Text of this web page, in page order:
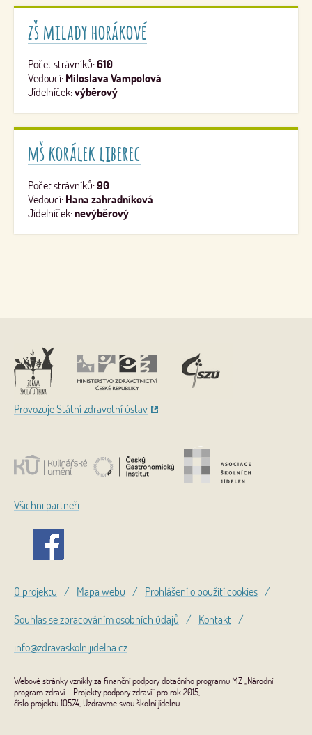
zš milady horákové
Počet strávníků:610
Vedoucí: Miloslava Vampolová
Jídelníček:výběrový
mš korálek liberec
Počet strávníků:90
Vedoucí: Hana zahradníková
Jídelníček:nevýběrový
Provozuje Státní zdravotní ústav
Všichni partneři
O projektu / Mapa webu / Prohlášení o použití cookies /
Souhlas se zpracováním osobních údajů / Kontakt /
info@zdravaskolnijidelna.cz
Webové stránky vznikly za finanční podpory dotačního programu MZ „Národní
program zdraví – Projekty podpory zdraví“ pro rok 2015,
číslo projektu 10574, Uzdravme svou školní jídelnu.